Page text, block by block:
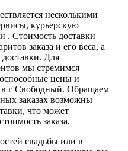
несколькими
курьерскую
. Стоимость доставки
заказа и его веса, а
Для
мы стремимся
цены и
в г Свободный. Обращаем
заказах возможны
что может
заказа.
свадьбы или в